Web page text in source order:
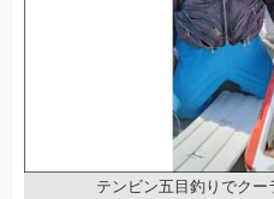
テンビン五目釣りでクー